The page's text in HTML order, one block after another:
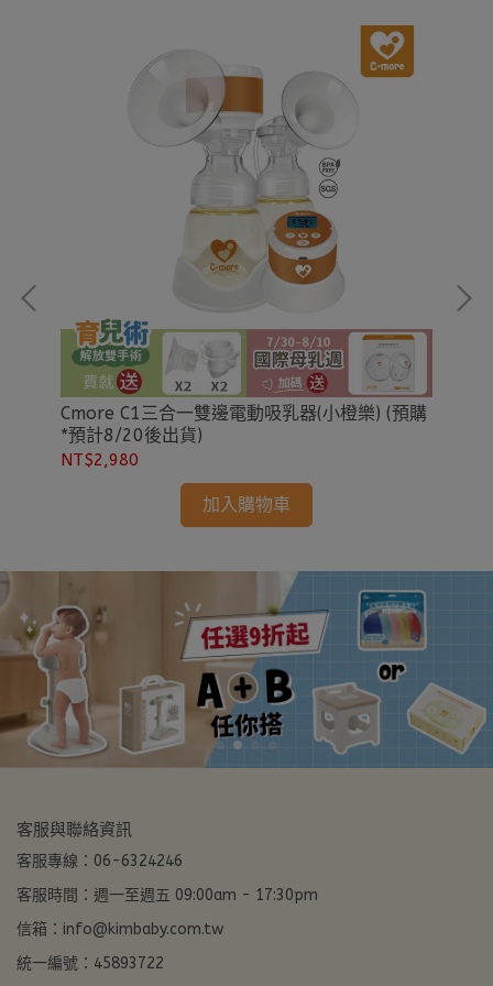
Cmore C1三合一雙邊電動吸乳器(小橙樂) (預購
*預計8/20後出貨)
NT$2,980
加入購物車
客服與聯絡資訊
客服專線：06-6324246
客服時間：週一至週五 09:00am - 17:30pm
信箱：info@kimbaby.com.tw
統一編號：45893722